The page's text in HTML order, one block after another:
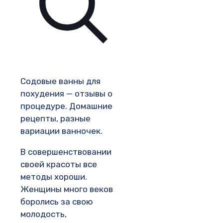
Содовые ванны для
похудения — отзывы о
процедуре. Домашние
рецепты, разные
вариации ванночек.
В совершенствовании
своей красоты все
методы хороши.
Женщины много веков
боролись за свою
молодость,